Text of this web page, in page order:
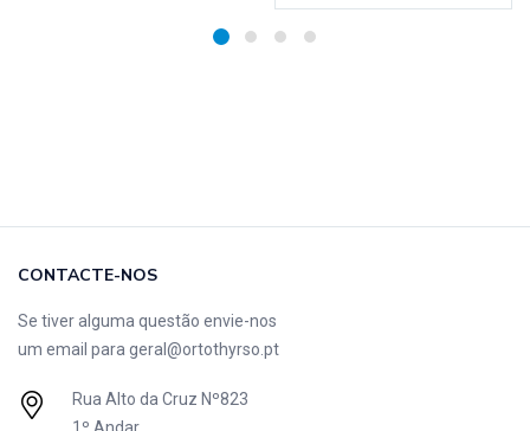
CONTACTE-NOS
Se tiver alguma questão envie-nos
um email para geral@ortothyrso.pt
Rua Alto da Cruz Nº823
1º Andar